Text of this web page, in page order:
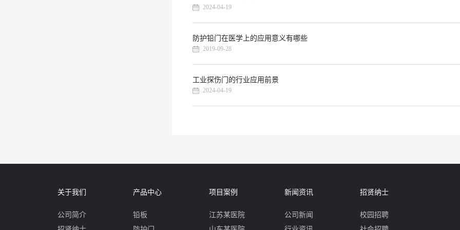
2024-04-19
防护铅门在医学上的应用意义有哪些
2019-09-28
工业探伤门的行业应用前景
2024-04-19
关于我们
公司简介
产品中心
铅板
项目案例
江苏某医院
新闻资讯
公司新闻
招贤纳士
校园招聘